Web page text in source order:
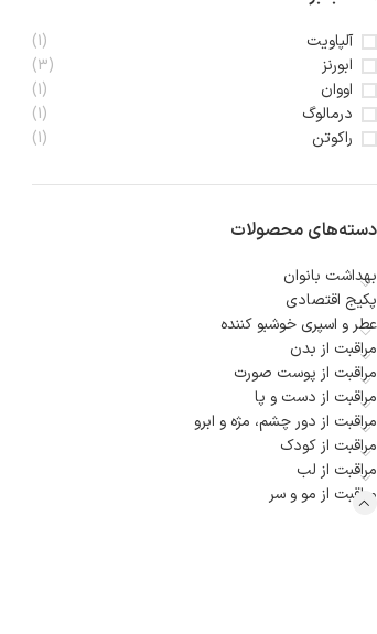
آلپاویت (1)
ابورنز (3)
اووان (1)
درمالوگ (1)
راکوتن (1)
دسته‌های محصولات
بهداشت بانوان
پکیج اقتصادی
عطر و اسپری خوشبو کننده
مراقبت از بدن
مراقبت از پوست صورت
مراقبت از دست و پا
مراقبت از دور چشم، مژه و ابرو
مراقبت از کودک
مراقبت از لب
مراقبت از مو و سر